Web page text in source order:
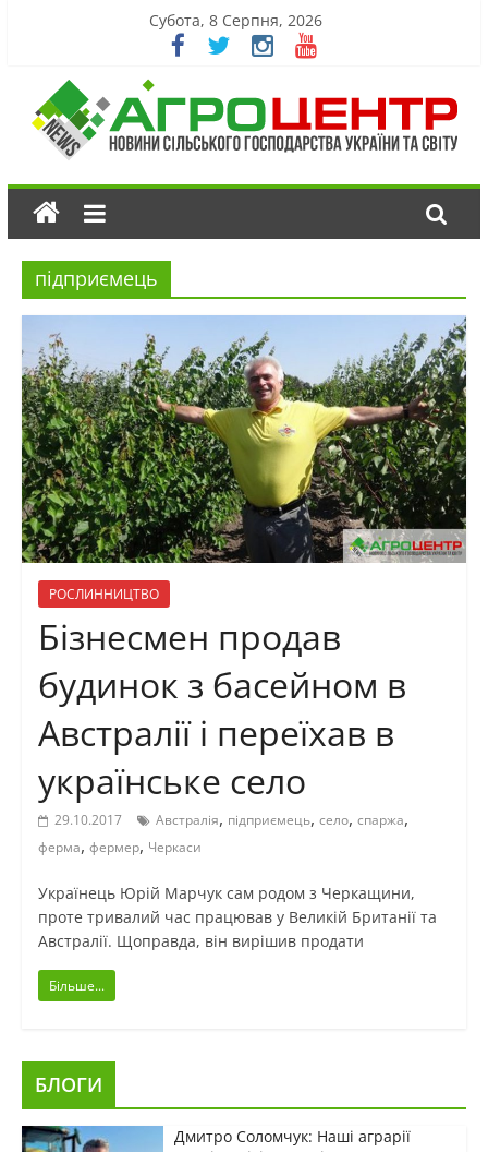
Субота, 8 Серпня, 2026
підприємець
РОСЛИННИЦТВО
Бізнесмен продав
будинок з басейном в
Австралії і переїхав в
українське село
29.10.2017 Австралія, підприємець, село, спаржа,
ферма, фермер, Черкаси
Українець Юрій Марчук сам родом з Черкащини,
проте тривалий час працював у Великій Британії та
Австралії. Щоправда, він вирішив продати
Більше...
БЛОГИ
Дмитро Соломчук: Наші аграрії